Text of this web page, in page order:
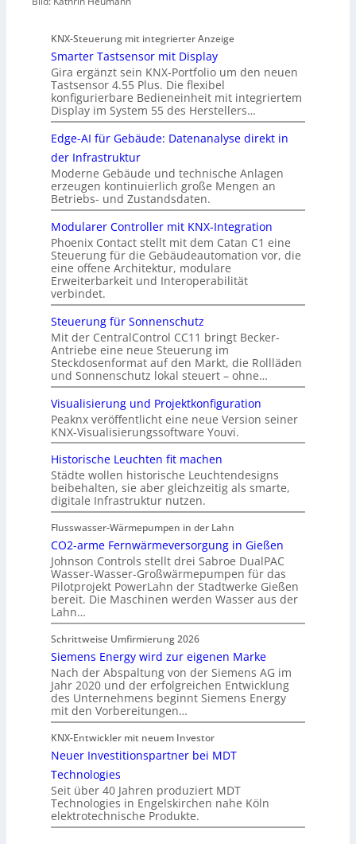
KNX-Steuerung mit integrierter Anzeige
Smarter Tastsensor mit Display
Gira ergänzt sein KNX-Portfolio um den neuen
Tastsensor 4.55 Plus. Die flexibel
konfigurierbare Bedieneinheit mit integriertem
Display im System 55 des Herstellers…
Edge-AI für Gebäude: Datenanalyse direkt in
der Infrastruktur
Moderne Gebäude und technische Anlagen
erzeugen kontinuierlich große Mengen an
Betriebs- und Zustandsdaten.
Modularer Controller mit KNX-Integration
Phoenix Contact stellt mit dem Catan C1 eine
Steuerung für die Gebäudeautomation vor, die
eine offene Architektur, modulare
Erweiterbarkeit und Interoperabilität
verbindet.
Steuerung für Sonnenschutz
Mit der CentralControl CC11 bringt Becker-
Antriebe eine neue Steuerung im
Steckdosenformat auf den Markt, die Rollläden
und Sonnenschutz lokal steuert – ohne…
Visualisierung und Projektkonfiguration
Peaknx veröffentlicht eine neue Version seiner
KNX-Visualisierungssoftware Youvi.
Historische Leuchten fit machen
Städte wollen historische Leuchtendesigns
beibehalten, sie aber gleichzeitig als smarte,
digitale Infrastruktur nutzen.
Flusswasser-Wärmepumpen in der Lahn
CO2-arme Fernwärmeversorgung in Gießen
Johnson Controls stellt drei Sabroe DualPAC
Wasser-Wasser-Großwärmepumpen für das
Pilotprojekt PowerLahn der Stadtwerke Gießen
bereit. Die Maschinen werden Wasser aus der
Lahn…
Schrittweise Umfirmierung 2026
Siemens Energy wird zur eigenen Marke
Nach der Abspaltung von der Siemens AG im
Jahr 2020 und der erfolgreichen Entwicklung
des Unternehmens beginnt Siemens Energy
mit den Vorbereitungen…
KNX-Entwickler mit neuem Investor
Neuer Investitionspartner bei MDT
Technologies
Seit über 40 Jahren produziert MDT
Technologies in Engelskirchen nahe Köln
elektrotechnische Produkte.